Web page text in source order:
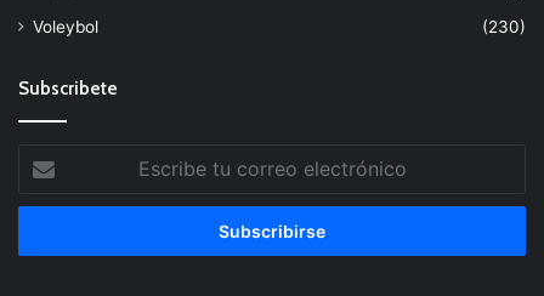
Voleybol
(230)
Subscribete
tu
correo